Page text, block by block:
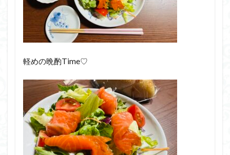
軽めの晩酌Time♡